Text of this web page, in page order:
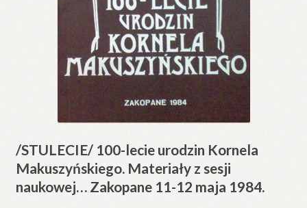
/STULECIE/ 100-lecie urodzin Kornela
Makuszyńskiego. Materiały z sesji
naukowej… Zakopane 11-12 maja 1984.